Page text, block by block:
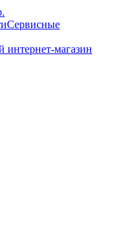
Сервисные
магазин